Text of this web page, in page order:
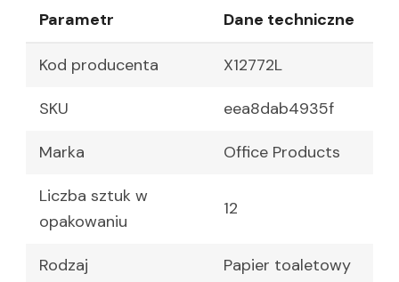
Parametr Dane techniczne
Kod producenta X12772L
SKU eea8dab4935f
Marka Office Products
Liczba sztuk w
opakowaniu
12
Rodzaj Papier toaletowy